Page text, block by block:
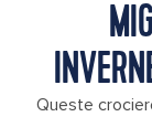
Queste